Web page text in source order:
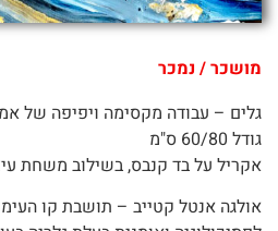
מושכר / נמכר
גלים – עבודה מקסימה ויפיפה של
גודל 60/80 ס"מ
אקריל על בד קנבס, בשילוב משחת
אולגה אנטל קטייב – תושבת קו